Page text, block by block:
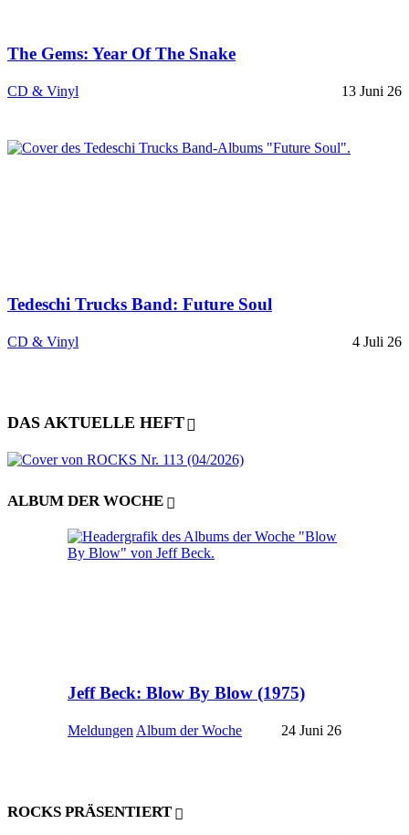
The Gems: Year Of The Snake
CD & Vinyl 13 Juni 26
Tedeschi Trucks Band: Future Soul
CD & Vinyl 4 Juli 26
DAS AKTUELLE HEFT
ALBUM DER WOCHE
Jeff Beck: Blow By Blow (1975)
Meldungen Album der Woche 24 Juni 26
ROCKS PRÄSENTIERT